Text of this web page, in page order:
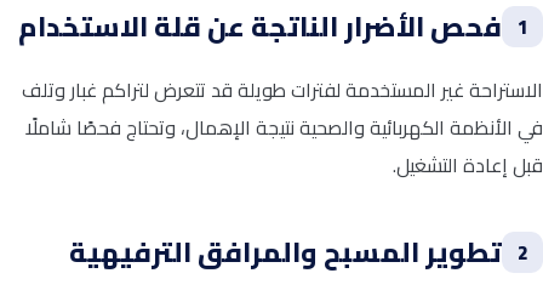
1 فحص الأضرار الناتجة عن قلة الاستخدام
الاستراحة غير المستخدمة لفترات طويلة قد تتعرض لتراكم غبار وتلف
في الأنظمة الكهربائية والصحية نتيجة الإهمال، وتحتاج فحصًا شاملًا
قبل إعادة التشغيل.
2 تطوير المسبح والمرافق الترفيهية